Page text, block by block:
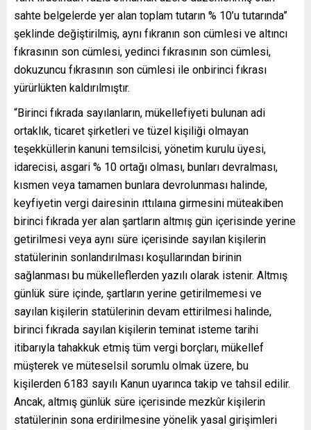
sahte belgelerde yer alan toplam tutarın % 10’u tutarında”
şeklinde değiştirilmiş, aynı fıkranın son cümlesi ve altıncı
fıkrasının son cümlesi, yedinci fıkrasının son cümlesi,
dokuzuncu fıkrasının son cümlesi ile onbirinci fıkrası
yürürlükten kaldırılmıştır.
“Birinci fıkrada sayılanların, mükellefiyeti bulunan adi
ortaklık, ticaret şirketleri ve tüzel kişiliği olmayan
teşekküllerin kanuni temsilcisi, yönetim kurulu üyesi,
idarecisi, asgari % 10 ortağı olması, bunları devralması,
kısmen veya tamamen bunlara devrolunması halinde,
keyfiyetin vergi dairesinin ıttılaına girmesini müteakiben
birinci fıkrada yer alan şartların altmış gün içerisinde yerine
getirilmesi veya aynı süre içerisinde sayılan kişilerin
statülerinin sonlandırılması koşullarından birinin
sağlanması bu mükelleflerden yazılı olarak istenir. Altmış
günlük süre içinde, şartların yerine getirilmemesi ve
sayılan kişilerin statülerinin devam ettirilmesi halinde,
birinci fıkrada sayılan kişilerin teminat isteme tarihi
itibarıyla tahakkuk etmiş tüm vergi borçları, mükellef
müşterek ve müteselsil sorumlu olmak üzere, bu
kişilerden 6183 sayılı Kanun uyarınca takip ve tahsil edilir.
Ancak, altmış günlük süre içerisinde mezkûr kişilerin
statülerinin sona erdirilmesine yönelik yasal girişimleri